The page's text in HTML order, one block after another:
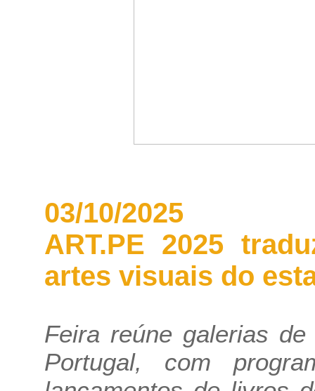
03/10/2025
ART.PE 2025
artes visuais do
Feira reúne galerias
Portugal, com